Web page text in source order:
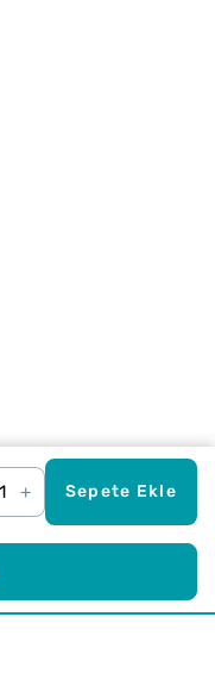
+ Sepete Ekle